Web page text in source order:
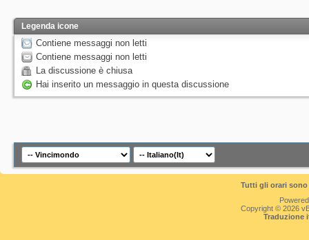
Legenda icone
Contiene messaggi non letti
Contiene messaggi non letti
La discussione è chiusa
Hai inserito un messaggio in questa discussione
Tutti gli orari
Copyright © 2026
Traduzione